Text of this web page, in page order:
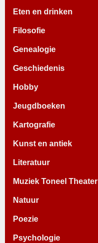
Eten en drinken
Filosofie
Genealogie
Geschiedenis
Hobby
Jeugdboeken
Kartografie
Kunst en antiek
Literatuur
Muziek Toneel Theater
Natuur
Poezie
Psychologie